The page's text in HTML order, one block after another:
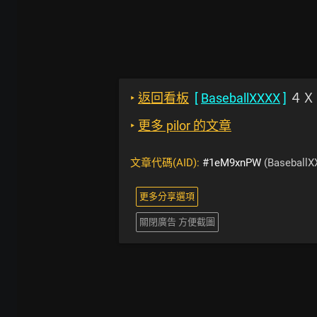
‣ 返回看板 [ BaseballXXXX] ４Ｘ
‣ 更多 pilor 的文章
文章代碼(AID): #1eM9xnPW
更多分享選項
關閉廣告 方便截圖